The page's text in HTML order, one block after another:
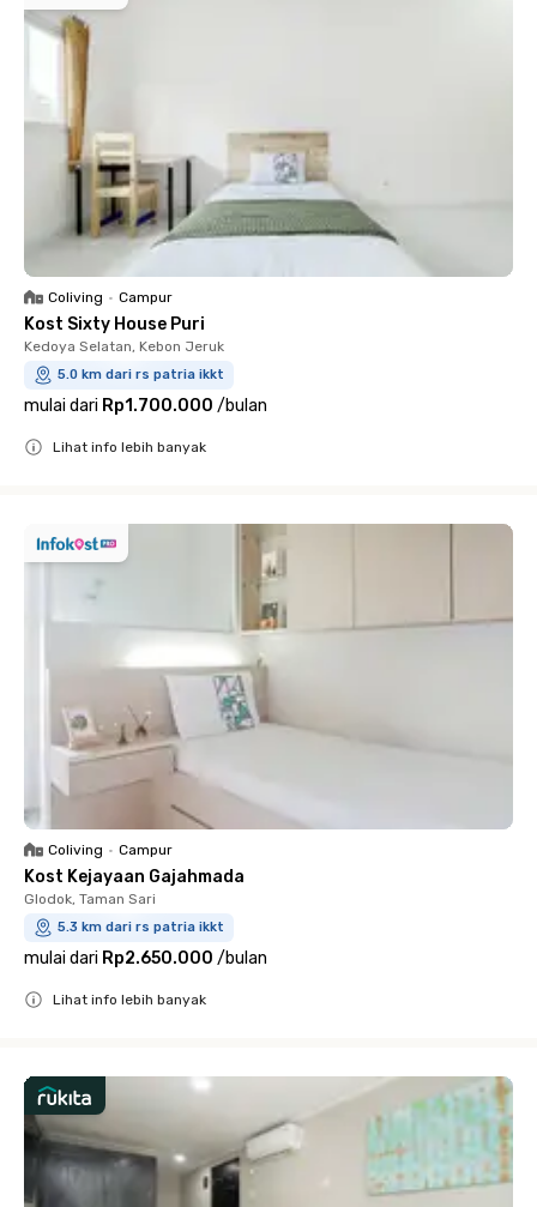
Coliving • Campur
Kost Sixty House Puri
Kedoya Selatan, Kebon Jeruk
5.0 km dari rs patria ikkt
mulai dari Rp1.700.000 /bulan
Lihat info lebih banyak
Coliving • Campur
Kost Kejayaan Gajahmada
Glodok, Taman Sari
5.3 km dari rs patria ikkt
mulai dari Rp2.650.000 /bulan
Lihat info lebih banyak